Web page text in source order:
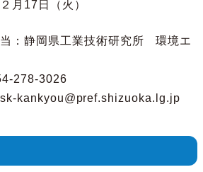
月17日（火）
：静岡県工業技術研究所 環境エ
3026